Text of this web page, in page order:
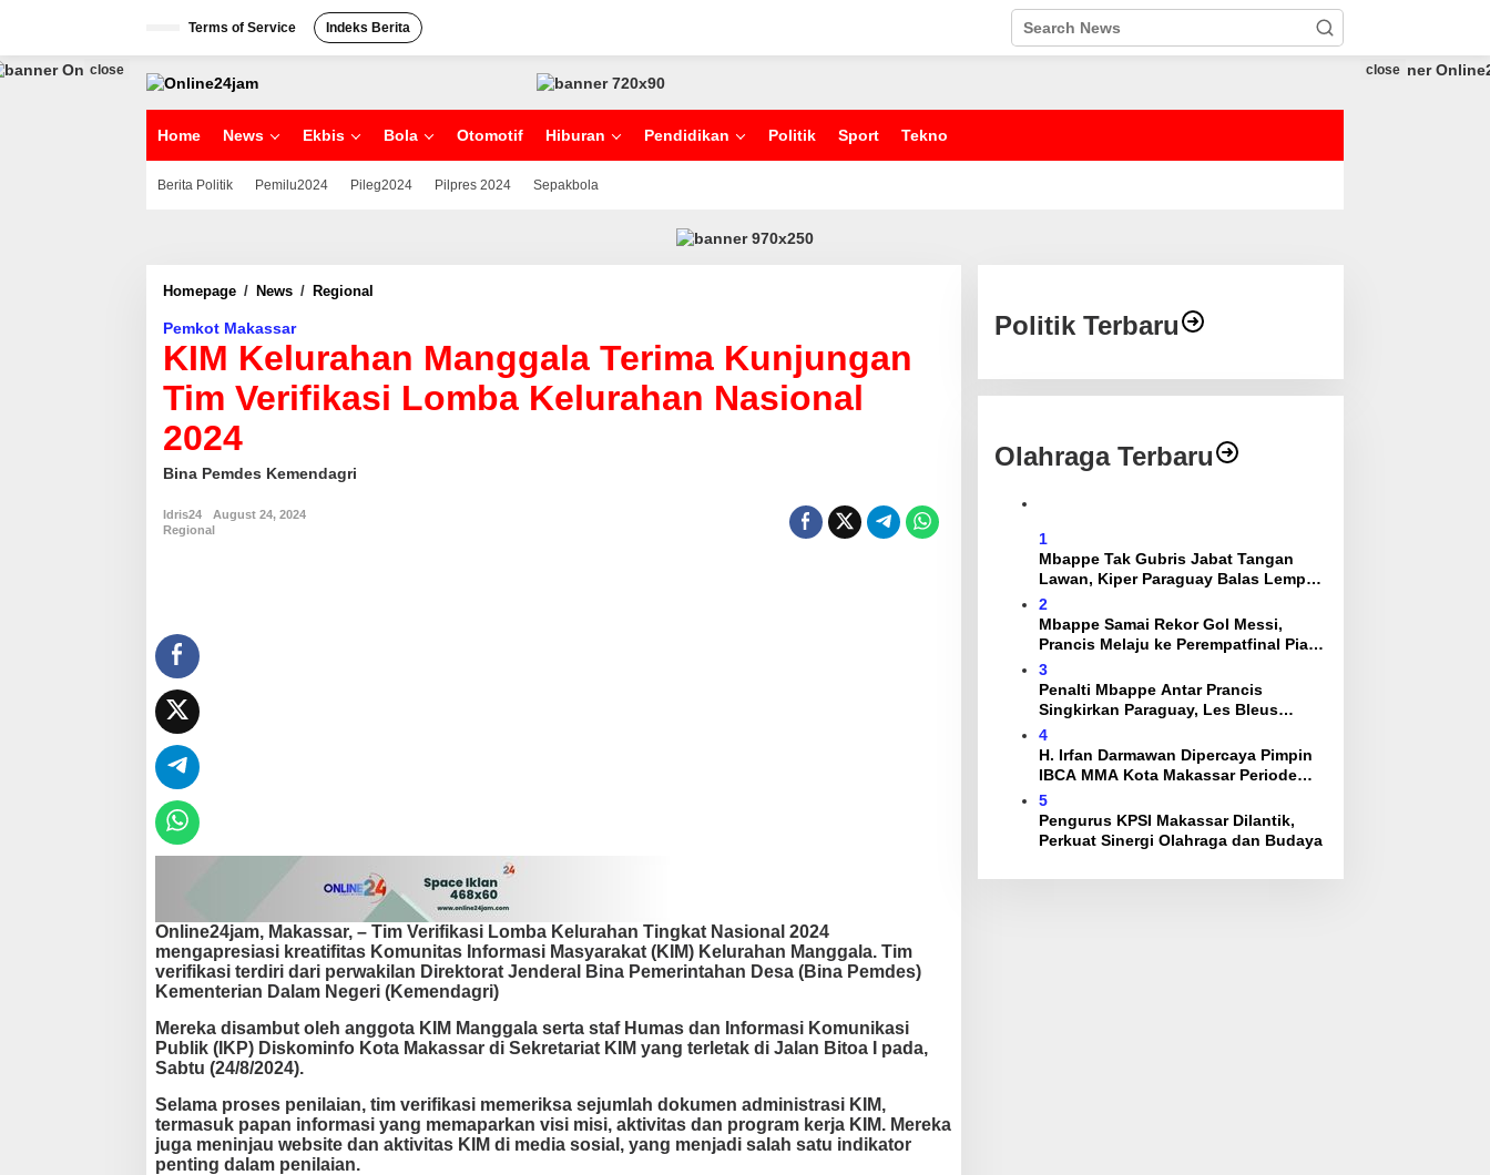
p
Terms of Service Indeks Berita
Home News Ekbis Bola Otomotif Hiburan Pendidikan Politik Sport Tekno
Berita Politik Pemilu2024 Pileg2024 Pilpres 2024 Sepakbola
close close
Homepage / News / Regional
K
e
l
u
u
n
g
a
n
T
m
V
i
f
i
Pemkot Makassar
KIM Kelurahan Manggala Terima Kunjungan
Tim Verifikasi Lomba Kelurahan Nasional
2024
Bina Pemdes Kemendagri
Idris24
August 24, 2024
Regional
Online24jam, Makassar, – Tim Verifikasi Lomba Kelurahan Tingkat Nasional 2024
mengapresiasi kreatifitas Komunitas Informasi Masyarakat (KIM) Kelurahan Manggala. Tim
verifikasi terdiri dari perwakilan Direktorat Jenderal Bina Pemerintahan Desa (Bina Pemdes)
Kementerian Dalam Negeri (Kemendagri)
Mereka disambut oleh anggota KIM Manggala serta staf Humas dan Informasi Komunikasi
Publik (IKP) Diskominfo Kota Makassar di Sekretariat KIM yang terletak di Jalan Bitoa I pada,
Sabtu (24/8/2024).
Selama proses penilaian, tim verifikasi memeriksa sejumlah dokumen administrasi KIM,
termasuk papan informasi yang memaparkan visi misi, aktivitas dan program kerja KIM. Mereka
juga meninjau website dan aktivitas KIM di media sosial, yang menjadi salah satu indikator
penting dalam penilaian.
Politik Terbaru
Olahraga Terbaru
1
Mbappe Tak Gubris Jabat Tangan
Lawan, Kiper Paraguay Balas Lempar
Bola
2
Mbappe Samai Rekor Gol Messi,
Prancis Melaju ke Perempatfinal Piala
Dunia 2026
3
Penalti Mbappe Antar Prancis
Singkirkan Paraguay, Les Bleus
Tantang Maroko di Perempatfinal
4
H. Irfan Darmawan Dipercaya Pimpin
IBCA MMA Kota Makassar Periode
2026–2030
5
Pengurus KPSI Makassar Dilantik,
Perkuat Sinergi Olahraga dan Budaya